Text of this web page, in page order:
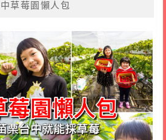
草莓園懶人包